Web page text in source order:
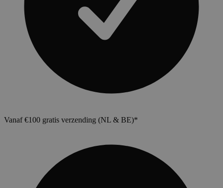
Vanaf €100 gratis verzending (NL & BE)*